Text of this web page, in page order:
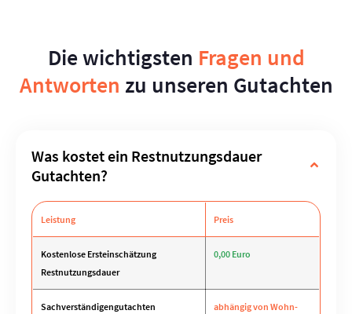
Die wichtigsten Fragen und
Antworten zu unseren Gutachten
Was kostet ein Restnutzungsdauer
Gutachten?
Leistung Preis
Kostenlose Ersteinschätzung
Restnutzungsdauer
0,00 Euro
Sachverständigengutachten
abhängig von Wohn-